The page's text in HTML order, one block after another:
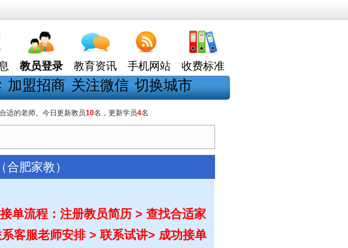
教员登录 教育资讯 手机网站 收费标准
加盟招商 关注微信 切换城市
适的老师。今日更新教员10名，更新学员4名
肥家教）
单流程：注册教员简历 > 查找合适家
客服老师安排 > 联系试讲> 成功接单